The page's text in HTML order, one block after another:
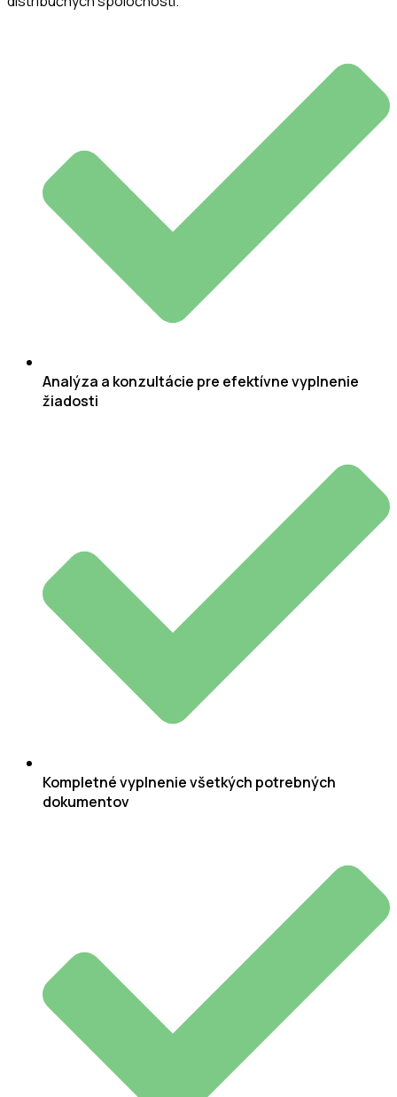
Analýza a konzultácie pre efektívne vyplnenie
žiadosti
Kompletné vyplnenie všetkých potrebných
dokumentov